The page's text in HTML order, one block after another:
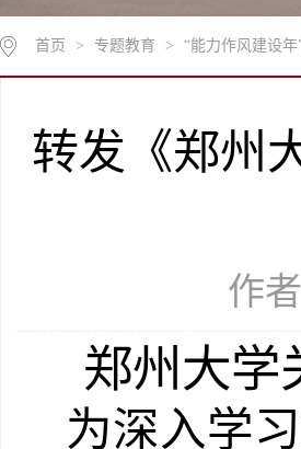
首页 > 专题教育 > “能力作风建设年
转发《郑州
作
郑州大学
为深入学